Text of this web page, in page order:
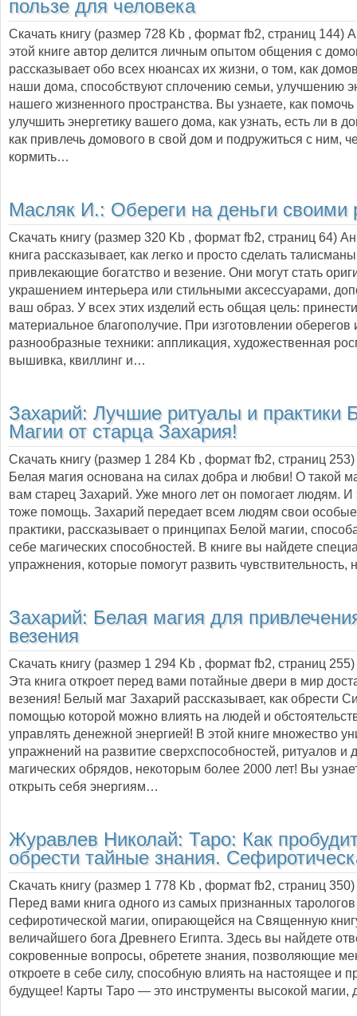
пользе для человека
Скачать книгу (размер 728 Kb , формат fb2, страниц 144)
этой книге автор делится личным опытом общения с
рассказывает обо всех нюансах их жизни, о том, как
наши дома, способствуют сплочению семьи, улучшению
нашего жизненного пространства. Вы узнаете, как
улучшить энергетику вашего дома, как узнать, есть ли в
как привлечь домового в свой дом и подружиться с ним,
кормить…
Масляк И.: Обереги на деньги своими
Скачать книгу (размер 320 Kb , формат fb2, страниц 64)
книга рассказывает, как легко и просто сделать
привлекающие богатство и везение. Они могут стать
украшением интерьера или стильными аксессуарами,
ваш образ. У всех этих изделий есть общая цель:
материальное благополучие. При изготовлении оберегов
разнообразные техники: аппликация, художественная
вышивка, квиллинг и…
Захарий: Лучшие ритуалы и практики
Магии от старца Захария!
Скачать книгу (размер 1 284 Kb , формат fb2, страниц 253
Белая магия основана на силах добра и любви! О такой
вам старец Захарий. Уже много лет он помогает людям. И
тоже помощь. Захарий передает всем людям свои
практики, рассказывает о принципах Белой магии,
себе магических способностей. В книге вы найдете
упражнения, которые помогут развить
Захарий: Белая магия для
везения
Скачать книгу (размер 1 294 Kb , формат fb2, страниц 255
Эта книга откроет перед вами потайные двери в мир
везения! Белый маг Захарий рассказывает, как обрести
помощью которой можно влиять на людей и
управлять денежной энергией! В этой книге множество
упражнений на развитие сверхспособностей, ритуалов и
магических обрядов, некоторым более 2000 лет! Вы
открыть себя энергиям…
Журавлев Николай: Таро: Как
обрести тайные знания.
Скачать книгу (размер 1 778 Kb , формат fb2, страниц 350
Перед вами книга одного из самых признанных тарологов
сефиротической магии, опирающейся на Священную
величайшего бога Древнего Египта. Здесь вы найдете
сокровенные вопросы, обретете знания, позволяющие
откроете в себе силу, способную влиять на настоящее и
будущее! Карты Таро — это инструменты высокой